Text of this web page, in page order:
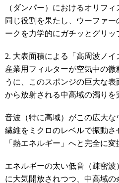
（ダンパー）におけるオリフ
同じ役割を果たし、ウーファ
ークを力学的にガチッとグリッ
2. 大表面積による「高周波ノイ
産業用フィルターが空気中の微
うに、このスポンジの巨大な
から放射される中高域の濁りを
音波（特に高域）がこの広大な
繊維をミクロのレベルで振動
「熱エネルギー」へと完全に変
エネルギーの太い低音（疎密波
に大気開放されつつ、中高域の